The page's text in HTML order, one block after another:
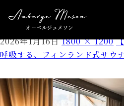
Evoto
2026年1月16日 1800 × 1200
呼吸する、フィンランド式サウ